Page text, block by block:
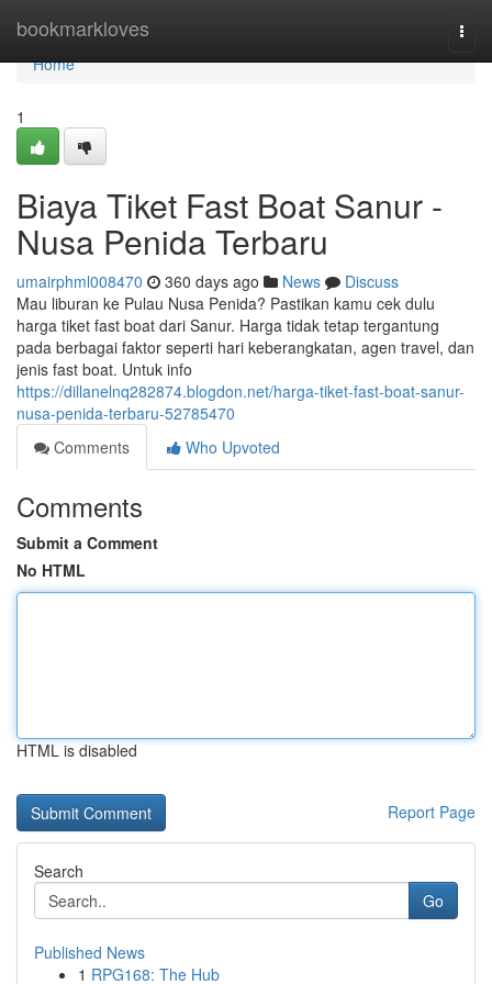
bookmarkloves
Home
Home
1
Biaya Tiket Fast Boat Sanur -
Nusa Penida Terbaru
umairphml008470 360 days ago News
Discuss
Mau liburan ke Pulau Nusa Penida? Pastikan kamu cek dulu
harga tiket fast boat dari Sanur. Harga tidak tetap tergantung
pada berbagai faktor seperti hari keberangkatan, agen travel, dan
jenis fast boat. Untuk info
https://dillanelnq282874.blogdon.net/harga-tiket-fast-boat-sanur-
nusa-penida-terbaru-52785470
Comments
Who Upvoted
Comments
Submit a Comment
No HTML
HTML is disabled
Report Page
Search
Go
Published News
1 RPG168: The Hub